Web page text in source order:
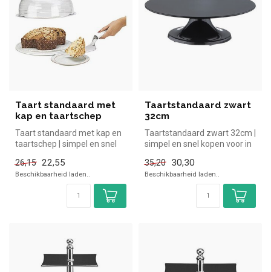
Taart standaard met
kap en taartschep
Taart standaard met kap en
taartschep | simpel en snel
26,15 22,55
Beschikbaarheid laden..
Taartstandaard zwart
32cm
Taartstandaard zwart 32cm |
simpel en snel kopen voor in
35,20
30,30
Beschikbaarheid laden..